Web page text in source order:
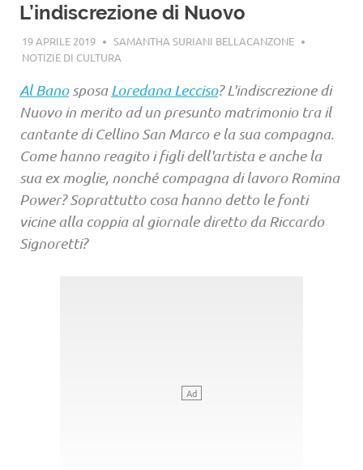
L’indiscrezione di Nuovo
19 APRILE 2019
SAMANTHA SURIANI BELLACANZONE
NOTIZIE DI CULTURA
Al BanosposaLoredana Lecciso? L'indiscrezione di
Nuovo in merito ad un presunto matrimonio tra il
cantante di Cellino San Marco e la sua compagna.
Come hanno reagito i figli dell'artista e anche la
sua ex moglie, nonché compagna di lavoro Romina
Power? Soprattutto cosa hanno detto le fonti
vicine alla coppia al giornale diretto da Riccardo
Signoretti?